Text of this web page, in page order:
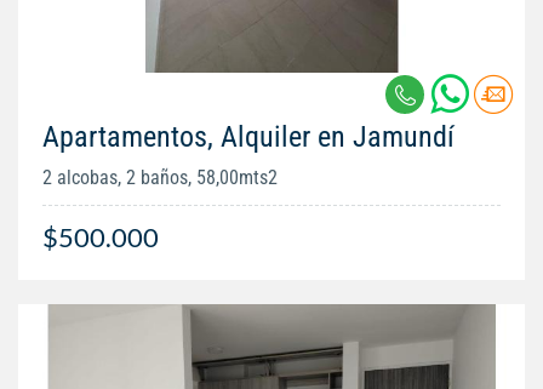
Apartamentos, Alquiler en Jamundí
2 alcobas, 2 baños, 58,00mts2
$500.000